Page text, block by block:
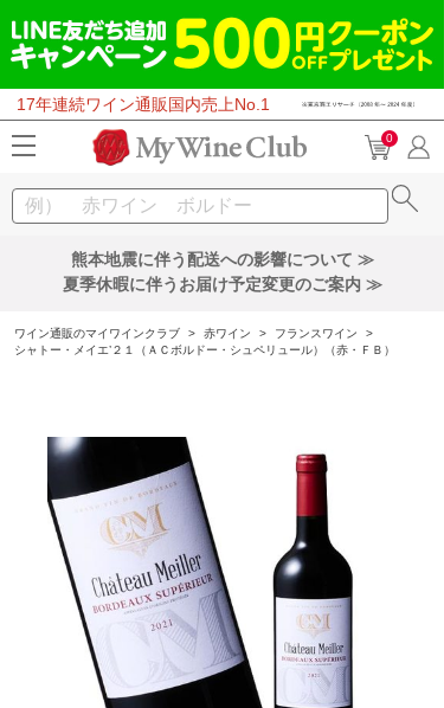
17年連続ワイン通販国内売上No.1
0
熊本地震に伴う配送への影響について ≫
夏季休暇に伴うお届け予定変更のご案内 ≫
ワイン通販のマイワインクラブ > 赤ワイン > フランスワイン
>
シャトー・メイエ’２１（ＡＣボルドー・シュペリュール）（赤・ＦＢ）